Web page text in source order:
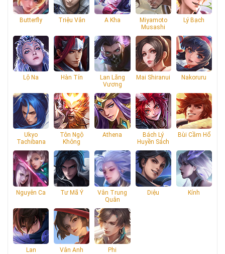
Butterfly Triệu Vân A Kha
Miyamoto
Musashi
Lý Bạch
Lộ Na Hàn Tín
Lan Lăng
Vương
Mai Shiranui Nakoruru
Ukyo
Tachibana
Tôn Ngộ
Không
Athena
Bách Lý
Huyền Sách
Bùi Cầm Hổ
Nguyên Ca Tư Mã Ý
Vân Trung
Quân
Diệu Kính
Lan Vân Anh Phi